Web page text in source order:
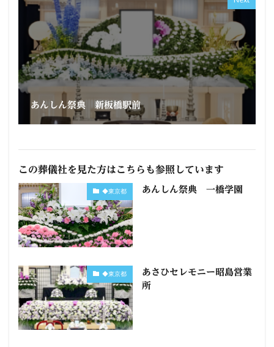
あんしん祭典 新板橋駅前
この葬儀社を見た方はこちらも参照しています
◆東京都 あんしん祭典 一橋学園
◆東京都
あさひセレモニー昭島営業
所